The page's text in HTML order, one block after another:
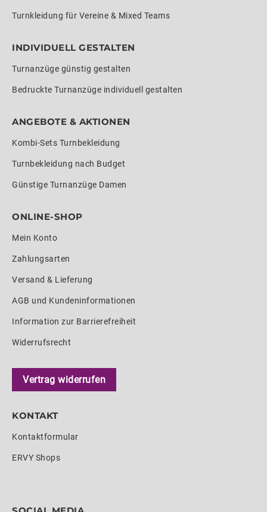
Turnkleidung für Vereine & Mixed Teams
INDIVIDUELL GESTALTEN
Turnanzüge günstig gestalten
Bedruckte Turnanzüge individuell gestalten
ANGEBOTE & AKTIONEN
Kombi-Sets Turnbekleidung
Turnbekleidung nach Budget
Günstige Turnanzüge Damen
ONLINE-SHOP
Mein Konto
Zahlungsarten
Versand & Lieferung
AGB und Kundeninformationen
Information zur Barrierefreiheit
Widerrufsrecht
Vertrag widerrufen
KONTAKT
Kontaktformular
ERVY Shops